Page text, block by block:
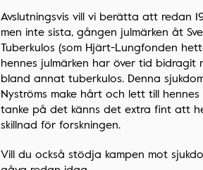
Avslutningsvis vill vi berätta att redan
men inte sista, gången julmärken åt
Tuberkulos (som Hjärt-Lungfonden
hennes julmärken har över tid bidragit
bland annat tuberkulos. Denna
Nyströms make hårt och lett till
tanke på det känns det extra fint att
skillnad för forskningen.
Vill du också stödja kampen mot